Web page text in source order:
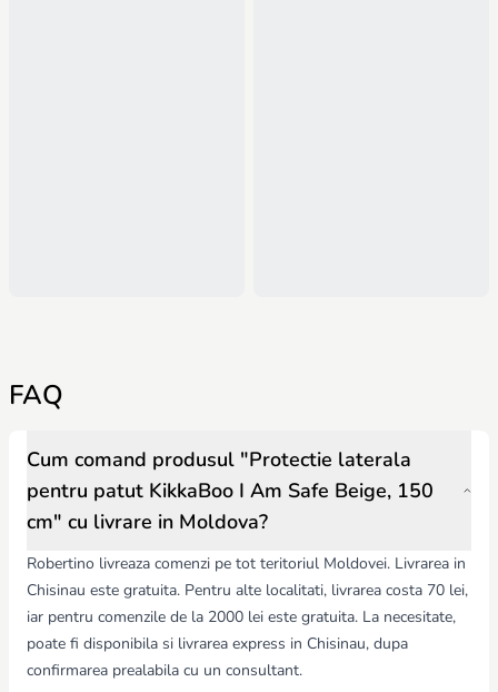
FAQ
Cum comand produsul "Protectie laterala
pentru patut KikkaBoo I Am Safe Beige, 150
cm" cu livrare in Moldova?
Robertino livreaza comenzi pe tot teritoriul Moldovei. Livrarea in
Chisinau este gratuita. Pentru alte localitati, livrarea costa 70 lei,
iar pentru comenzile de la 2000 lei este gratuita. La necesitate,
poate fi disponibila si livrarea express in Chisinau, dupa
confirmarea prealabila cu un consultant.